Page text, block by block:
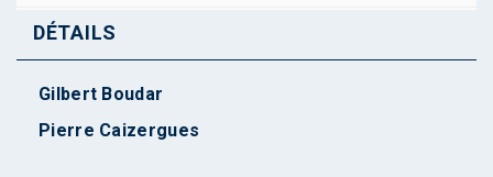
DÉTAILS
Gilbert Boudar
Pierre Caizergues